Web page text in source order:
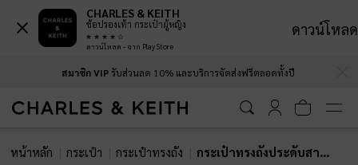
สมาชิก VIPรับส่วนลด 10% และบริการจัดส่งฟรีตลอดทั้งปี
หน้าหลัก กระเป๋า กระเป๋าทรงถัง กระเป๋าทรงถังประดับสายเข็มขัดรุ่น Beryl
CHARLES & KEITH
ช้อปรองเท้า กระเป๋าผู้หญิง
ดาวน์โหลด - จาก Play Store
ดาวน์โหลด